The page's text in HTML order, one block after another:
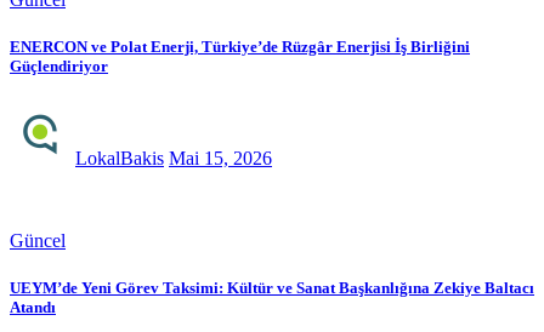
ENERCON ve Polat Enerji, Türkiye’de Rüzgâr Enerjisi İş Birliğini
Güçlendiriyor
LokalBakis Mai 15, 2026
Güncel
UEYM’de Yeni Görev Taksimi: Kültür ve Sanat Başkanlığına Zekiye Baltacı
Atandı